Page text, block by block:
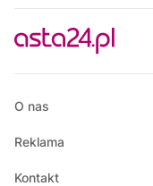
13:15
Polskie Lasy
O nas
Reklama
Kontakt